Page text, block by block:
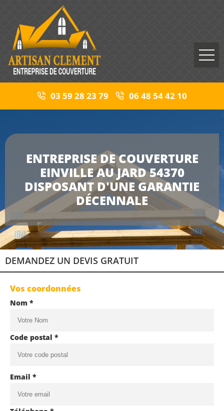
03 59 28 23 79 06 48 54 42 10
ENTREPRISE DE COUVERTURE
EINVILLE AU JARD 54370
DISPOSANT D'UNE GARANTIE
DÉCENNALE
DEMANDEZ UN DEVIS GRATUIT
Vos coordonnées
Nom *
Code postal *
Email *